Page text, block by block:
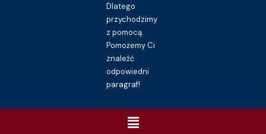
Dlatego
przychodzimy
z pomocą.
Pomożemy Ci
znaleźć
odpowiedni
paragraf!
Menu